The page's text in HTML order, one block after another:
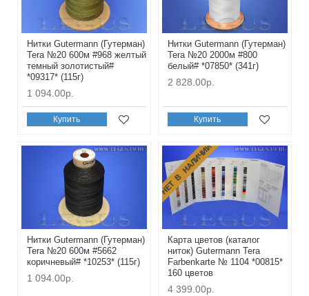
Нитки Gutermann (Гутерман)
Tera №20 600м #968 желтый
темный золотистый#
*09317* (115г)
1 094.00р.
Купить
Нитки Gutermann (Гутерман)
Tera №20 2000м #800
белый# *07850* (341г)
2 828.00р.
Купить
Нитки Gutermann (Гутерман)
Tera №20 600м #5662
коричневый# *10253* (115г)
1 094.00р.
НЕТ В НАЛИЧИИ
Карта цветов (каталог
ниток) Gutermann Tera
Farbenkarte № 1104 *00815*
160 цветов
4 399.00р.